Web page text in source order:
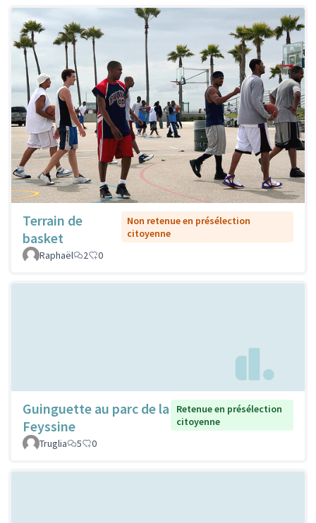
Terrain de
basket
Non retenue en présélection
citoyenne
Raphaël
2 0
Guinguette au parc de la
Feyssine
Retenue en présélection
citoyenne
Truglia
5 0